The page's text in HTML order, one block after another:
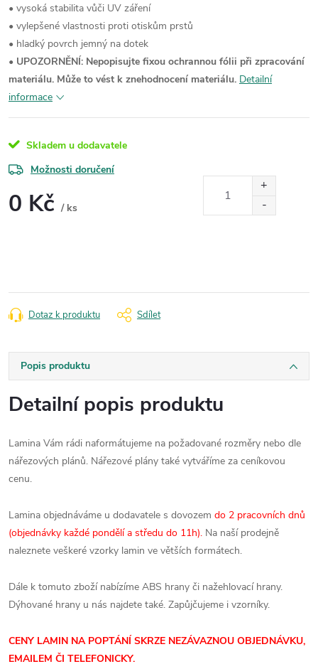
• vysoká stabilita vůči UV záření
• vylepšené vlastnosti proti otiskům prstů
• hladký povrch jemný na dotek
• UPOZORNĚNÍ: Nepopisujte fixou ochrannou fólii při zpracování
materiálu. Může to vést k znehodnocení materiálu. Detailní
informace
Skladem u dodavatele
Možnosti doručení
0 Kč / ks
Dotaz k produktu Sdílet
Popis produktu
Detailní popis produktu
Lamina Vám rádi naformátujeme na požadované rozměry nebo dle
nářezových plánů. Nářezové plány také vytváříme za ceníkovou
cenu.
Lamina objednáváme u dodavatele s dovozem do 2 pracovních dnů
(objednávky každé pondělí a středu do 11h). Na naší prodejně
naleznete veškeré vzorky lamin ve větších formátech.
Dále k tomuto zboží nabízíme ABS hrany či nažehlovací hrany.
Dýhované hrany u nás najdete také. Zapůjčujeme i vzorníky.
CENY LAMIN NA POPTÁNÍ SKRZE NEZÁVAZNOU OBJEDNÁVKU,
EMAILEM ČI TELEFONICKY.